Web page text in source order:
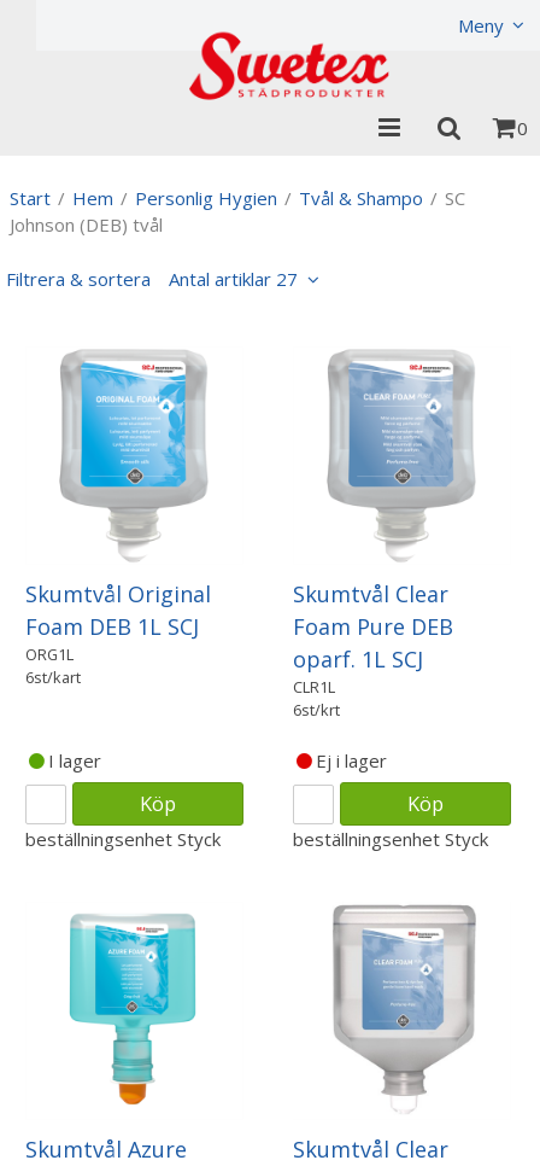
Meny
0
Start / Hem / Personlig Hygien / Tvål & Shampo / SC
Johnson (DEB) tvål
Filtrera & sortera Antal artiklar 27
Skumtvål Original
Foam DEB 1L SCJ
ORG1L
6st/kart
I lager
Köp
beställningsenhet Styck
Skumtvål Clear
Foam Pure DEB
oparf. 1L SCJ
CLR1L
6st/krt
Ej i lager
Köp
beställningsenhet Styck
Skumtvål Azure
Skumtvål Clear